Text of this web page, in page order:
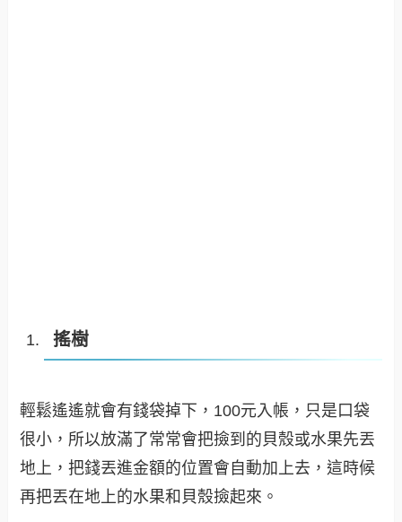
搖樹
輕鬆遙遙就會有錢袋掉下，100元入帳，只是口袋
很小，所以放滿了常常會把撿到的貝殼或水果先丟
地上，把錢丟進金額的位置會自動加上去，這時候
再把丟在地上的水果和貝殼撿起來。